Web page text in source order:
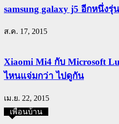
samsung galaxy j5 อีกหนึ่ง
ส.ค. 17, 2015
Xiaomi Mi4 กับ Microsoft
ไหนแจ่มกว่า ไปดูกัน
เม.ย. 22, 2015
เพื่อนบ้าน